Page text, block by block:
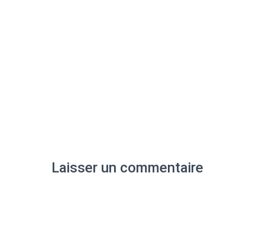
Laisser un commentaire